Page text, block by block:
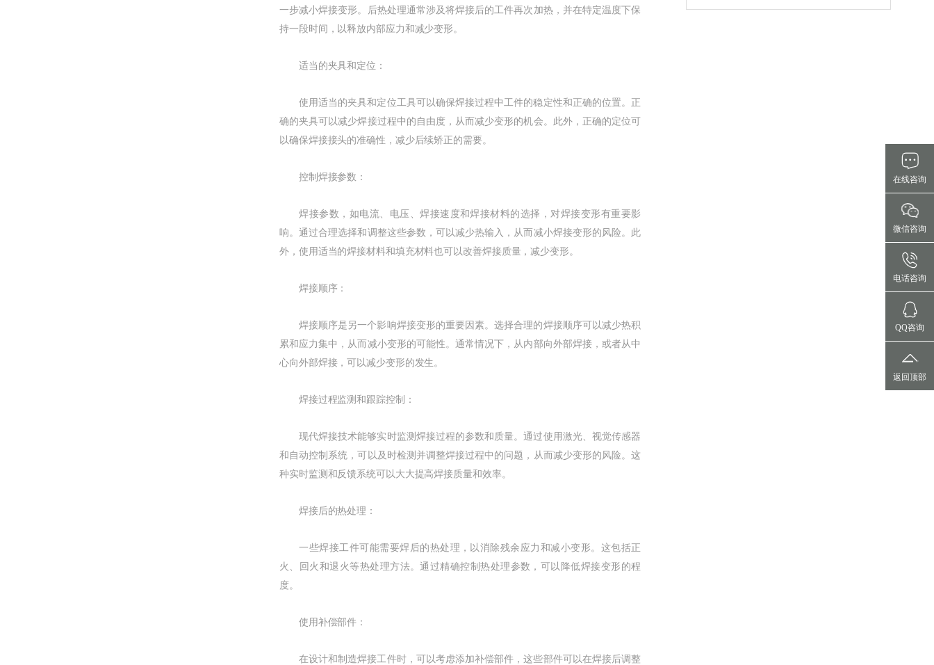
一步减小焊接变形。后热处理通常涉及将焊接后的工件再次加热，并在特定温度下保
持一段时间，以释放内部应力和减少变形。
适当的夹具和定位：
使用适当的夹具和定位工具可以确保焊接过程中工件的稳定性和正确的位置。正
确的夹具可以减少焊接过程中的自由度，从而减少变形的机会。此外，正确的定位可
以确保焊接接头的准确性，减少后续矫正的需要。
控制焊接参数：
焊接参数，如电流、电压、焊接速度和焊接材料的选择，对焊接变形有重要影
响。通过合理选择和调整这些参数，可以减少热输入，从而减小焊接变形的风险。此
外，使用适当的焊接材料和填充材料也可以改善焊接质量，减少变形。
焊接顺序：
焊接顺序是另一个影响焊接变形的重要因素。选择合理的焊接顺序可以减少热积
累和应力集中，从而减小变形的可能性。通常情况下，从内部向外部焊接，或者从中
心向外部焊接，可以减少变形的发生。
焊接过程监测和跟踪控制：
现代焊接技术能够实时监测焊接过程的参数和质量。通过使用激光、视觉传感器
和自动控制系统，可以及时检测并调整焊接过程中的问题，从而减少变形的风险。这
种实时监测和反馈系统可以大大提高焊接质量和效率。
焊接后的热处理：
一些焊接工件可能需要焊后的热处理，以消除残余应力和减小变形。这包括正
火、回火和退火等热处理方法。通过精确控制热处理参数，可以降低焊接变形的程
度。
使用补偿部件：
在设计和制造焊接工件时，可以考虑添加补偿部件，这些部件可以在焊接后调整
在线咨询
微信咨询
电话咨询
QQ咨询
返回顶部